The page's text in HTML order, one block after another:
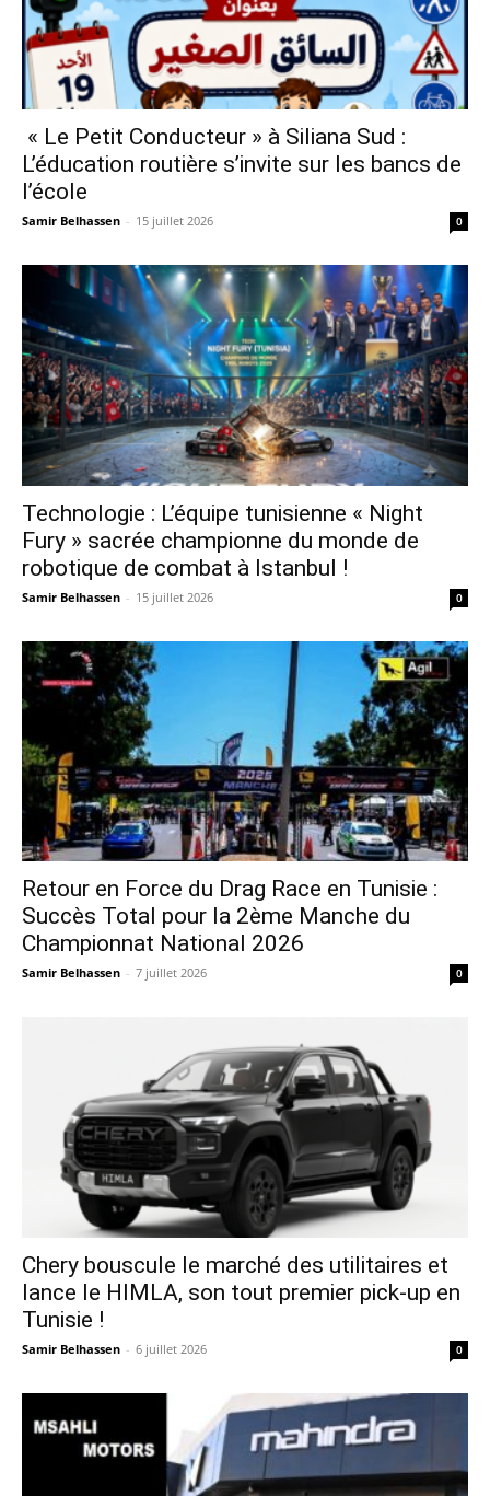
« Le Petit Conducteur » à Siliana Sud :
L’éducation routière s’invite sur les bancs de
l’école
Samir Belhassen - 15 juillet 2026 0
Technologie : L’équipe tunisienne « Night
Fury » sacrée championne du monde de
robotique de combat à Istanbul !
Samir Belhassen - 15 juillet 2026 0
Retour en Force du Drag Race en Tunisie :
Succès Total pour la 2ème Manche du
Championnat National 2026
Samir Belhassen - 7 juillet 2026 0
Chery bouscule le marché des utilitaires et
lance le HIMLA, son tout premier pick-up en
Tunisie !
Samir Belhassen - 6 juillet 2026 0